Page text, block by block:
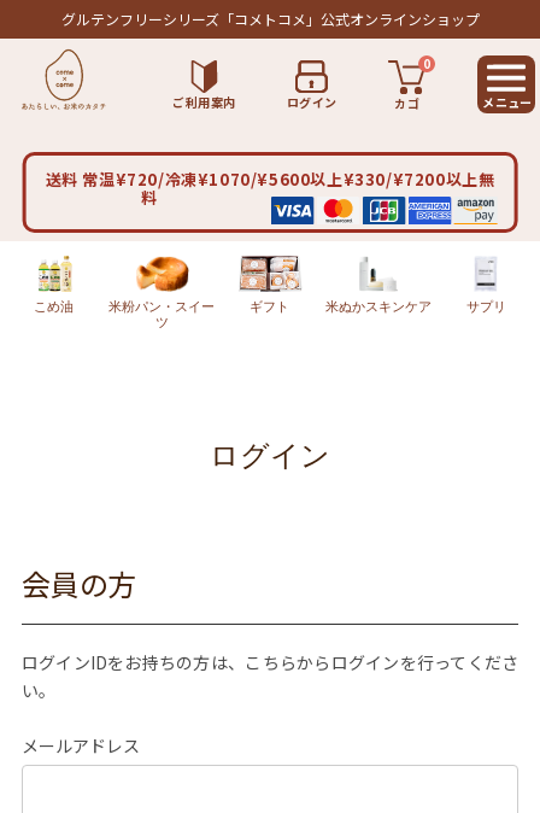
グルテンフリーシリーズ「コメトコメ」公式オンラインショップ
ご利用案内 ログイン カゴ
0
送料 常温¥720/冷凍¥1070/¥5600以上¥330/¥7200以上無
料
こめ油
米粉パン・スイー
ツ
ギフト 米ぬかスキンケア サプリ
ログイン
会員の方
ログインIDをお持ちの方は、こちらからログインを行ってくださ
い。
メールアドレス